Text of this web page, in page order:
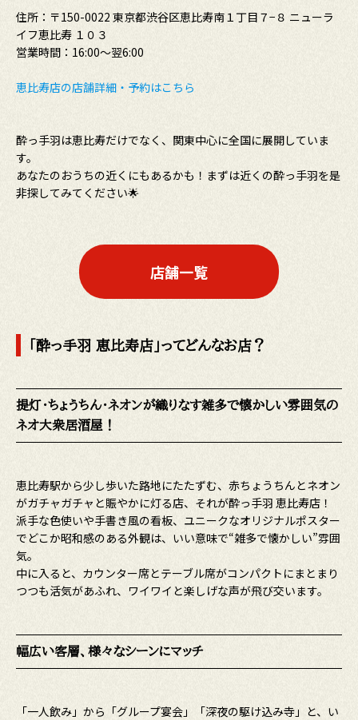
住所：〒150-0022 東京都渋谷区恵比寿南１丁目７−８ ニューラ
イフ恵比寿 １０３
営業時間：16:00〜翌6:00
恵比寿店の店舗詳細・予約はこちら
酔っ手羽は恵比寿だけでなく、関東中心に全国に展開していま
す。
あなたのおうちの近くにもあるかも！まずは近くの酔っ手羽を是
非探してみてください🌟
店舗一覧
「酔っ手羽 恵比寿店」ってどんなお店？
提灯・ちょうちん・ネオンが織りなす雑多で懐かしい雰囲気の
ネオ大衆居酒屋！
恵比寿駅から少し歩いた路地にたたずむ、赤ちょうちんとネオン
がガチャガチャと賑やかに灯る店、それが酔っ手羽 恵比寿店！
派手な色使いや手書き風の看板、ユニークなオリジナルポスター
でどこか昭和感のある外観は、いい意味で“雑多で懐かしい”雰囲
気。
中に入ると、カウンター席とテーブル席がコンパクトにまとまり
つつも活気があふれ、ワイワイと楽しげな声が飛び交います。
幅広い客層、様々なシーンにマッチ
「一人飲み」から「グループ宴会」「深夜の駆け込み寺」と、い